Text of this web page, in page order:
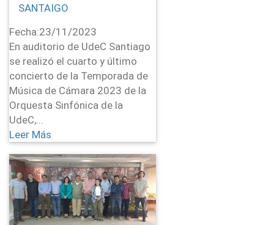
SANTAIGO
Fecha:23/11/2023
En auditorio de UdeC Santiago
se realizó el cuarto y último
concierto de la Temporada de
Música de Cámara 2023 de la
Orquesta Sinfónica de la
UdeC,...
Leer Más